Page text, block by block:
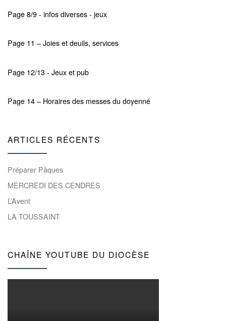
Page 8/9 - infos diverses - jeux
Page 11 – Joies et deuils, services
Page 12/13 - Jeux et pub
Page 14 – Horaires des messes du doyenné
ARTICLES RÉCENTS
Préparer Pâques
MERCREDI DES CENDRES
L’Avent
LA TOUSSAINT
CHAÎNE YOUTUBE DU DIOCÈSE